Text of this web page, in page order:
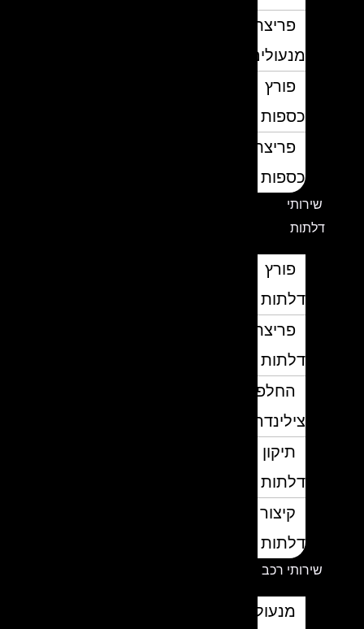
פריצת
מנעולים
פורץ
כספות
פריצת
כספות
שירותי
דלתות
פורץ
דלתות
פריצת
דלתות
החלפת
צילינדרים
תיקון
דלתות
קיצור
דלתות
שירותי רכב
מנעולן